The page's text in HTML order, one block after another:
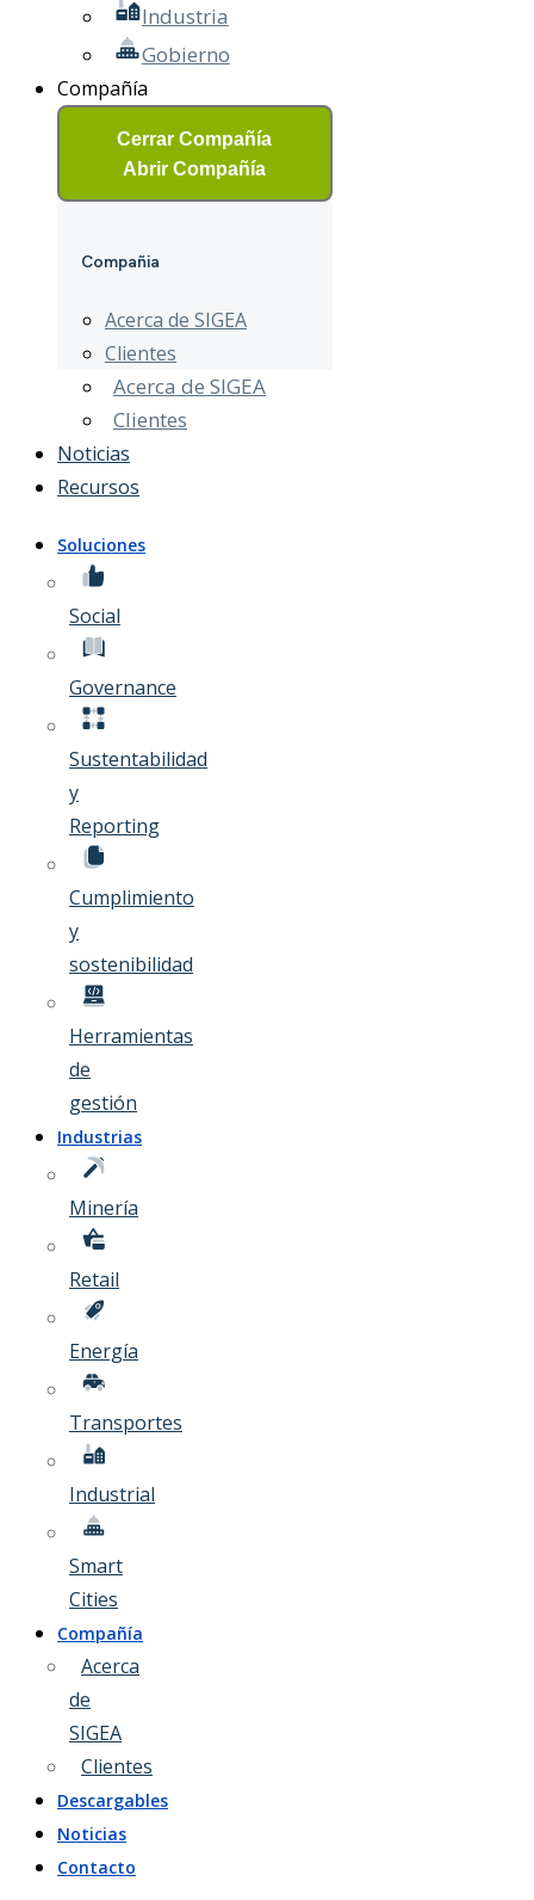
Industria
Gobierno
Compañía
Cerrar Compañía
Abrir Compañía
Compañia
Acerca de SIGEA
Clientes
Acerca de SIGEA
Clientes
Noticias
Recursos
Soluciones
Social
Governance
Sustentabilidad
y
Reporting
Cumplimiento
y
sostenibilidad
Herramientas
de
gestión
Industrias
Minería
Retail
Energía
Transportes
Industrial
Smart
Cities
Compañía
Acerca
de
SIGEA
Clientes
Descargables
Noticias
Contacto